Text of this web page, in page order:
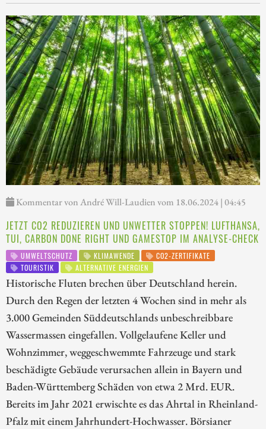
Kommentar von André Will-Laudien vom 18.06.2024 | 04:45
JETZT CO2 REDUZIEREN UND UNWETTER STOPPEN! LUFTHANSA,
TUI, CARBON DONE RIGHT UND GAMESTOP IM ANALYSE-CHECK
UMWELTSCHUTZ KLIMAWENDE
CO2-ZERTIFIKATE
TOURISTIK
ALTERNATIVE ENERGIEN
Historische Fluten brechen über Deutschland herein.
Durch den Regen der letzten 4 Wochen sind in mehr als
3.000 Gemeinden Süddeutschlands unbeschreibbare
Wassermassen eingefallen. Vollgelaufene Keller und
Wohnzimmer, weggeschwemmte Fahrzeuge und stark
beschädigte Gebäude verursachen allein in Bayern und
Baden-Württemberg Schäden von etwa 2 Mrd. EUR.
Bereits im Jahr 2021 erwischte es das Ahrtal in Rheinland-
Pfalz mit einem Jahrhundert-Hochwasser. Börsianer